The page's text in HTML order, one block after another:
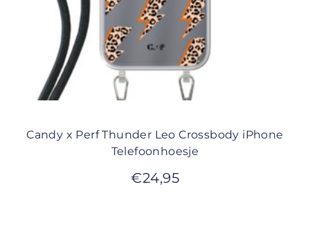
Candy x Perf Thunder Leo Crossbody iPhone
Telefoonhoesje
€24,95